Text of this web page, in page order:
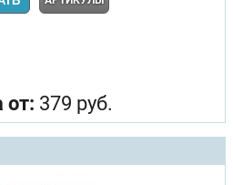
от: 379 руб.